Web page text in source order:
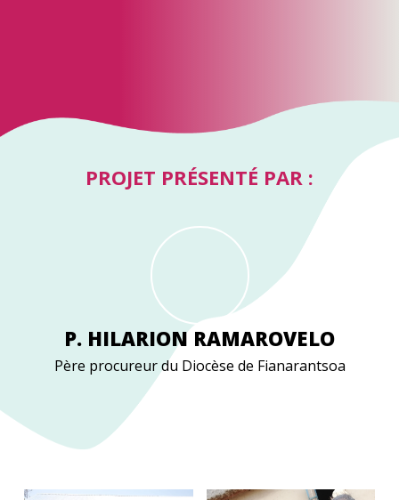
PROJET PRÉSENTÉ PAR :
P. HILARION RAMAROVELO
Père procureur du Diocèse de Fianarantsoa